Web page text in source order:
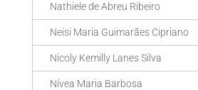
Nathiele de Abreu Ribeiro
Neisi Maria Guimarães Cipriano
Nicoly Kemilly Lanes Silva
Nívea Maria Barbosa